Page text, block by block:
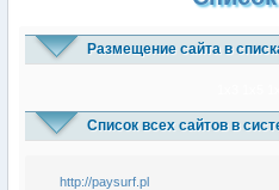
Размещение сайта в
Список всех сайтов в
http://paysurf.pl